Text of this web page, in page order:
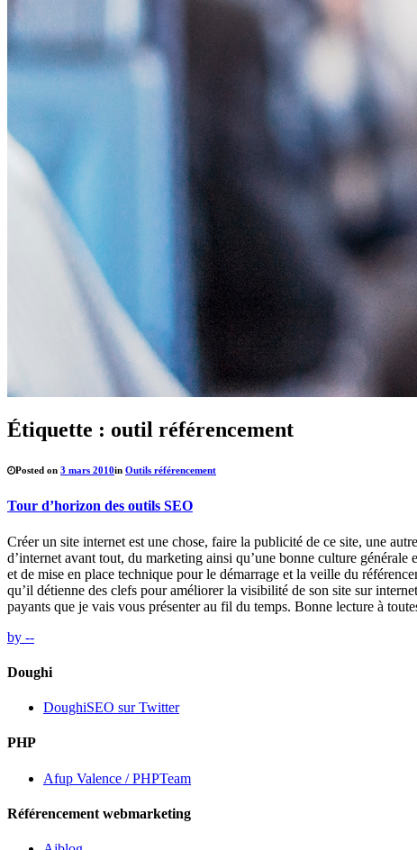
Étiquette : outil référencement
Posted on 3 mars 2010in Outils référencement
Tour d’horizon des outils SEO
Créer un site internet est une chose, faire la publicité de ce site, une
d’internet avant tout, du marketing ainsi qu’une bonne culture
et de mise en place technique pour le démarrage et la veille du
qu’il détienne des clefs pour améliorer la visibilité de son site sur
payants que je vais vous présenter au fil du temps. Bonne lecture à
by --
Doughi
DoughiSEO sur Twitter
PHP
Afup Valence / PHPTeam
Référencement webmarketing